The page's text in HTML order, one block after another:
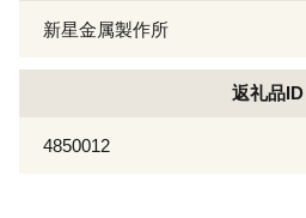
新星金属製作所
返礼品ID
4850012